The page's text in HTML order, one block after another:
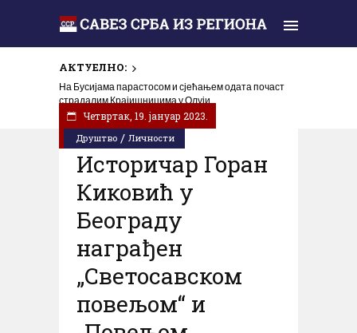
АКТУЕЛНО:
На Бусијама парастосом и сјећањем одата почаст
страдалим Крајишницима у Олуји
Друштво / Личности
Четвртак, 19. јануар 2023.
Историчар Горан
Киковић у
Београду
награђен
„Светосавском
повељом“ и